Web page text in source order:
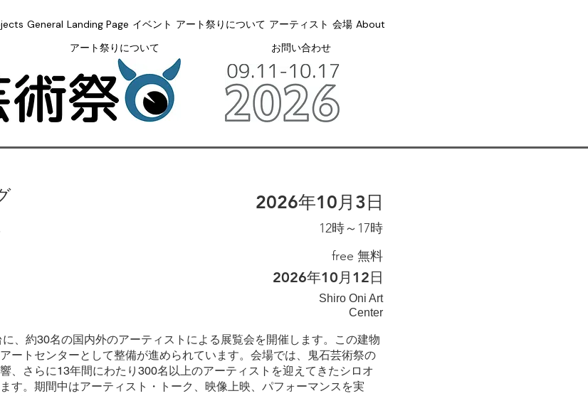
General Landing Page イベント アート祭りについて アーティスト 会場 About
アート祭りについて お問い合わせ
2026年10月3日
2026年10月12日
12時～17時
free 無料
Shiro Oni Art
Center
、約30名の国内外のアーティストによる展覧会を開催します。この建物
ートセンターとして整備が進められています。会場では、鬼石芸術祭の
、さらに13年間にわたり300名以上のアーティストを迎えてきたシロオ
す。期間中はアーティスト・トーク、映像上映、パフォーマンスを実